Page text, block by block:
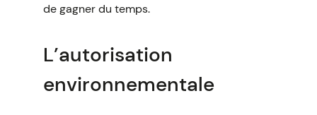
de gagner du temps.
L’autorisation
environnementale